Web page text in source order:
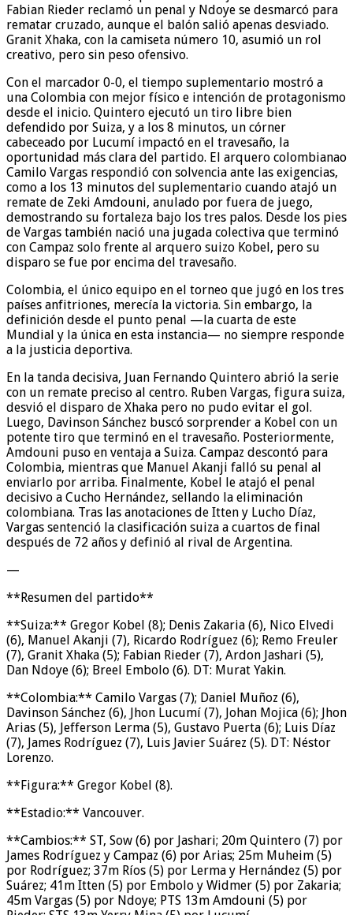
Fabian Rieder reclamó un penal y Ndoye se desmarcó para
rematar cruzado, aunque el balón salió apenas desviado.
Granit Xhaka, con la camiseta número 10, asumió un rol
creativo, pero sin peso ofensivo.
Con el marcador 0-0, el tiempo suplementario mostró a
una Colombia con mejor físico e intención de protagonismo
desde el inicio. Quintero ejecutó un tiro libre bien
defendido por Suiza, y a los 8 minutos, un córner
cabeceado por Lucumí impactó en el travesaño, la
oportunidad más clara del partido. El arquero colombianao
Camilo Vargas respondió con solvencia ante las exigencias,
como a los 13 minutos del suplementario cuando atajó un
remate de Zeki Amdouni, anulado por fuera de juego,
demostrando su fortaleza bajo los tres palos. Desde los pies
de Vargas también nació una jugada colectiva que terminó
con Campaz solo frente al arquero suizo Kobel, pero su
disparo se fue por encima del travesaño.
Colombia, el único equipo en el torneo que jugó en los tres
países anfitriones, merecía la victoria. Sin embargo, la
definición desde el punto penal —la cuarta de este
Mundial y la única en esta instancia— no siempre responde
a la justicia deportiva.
En la tanda decisiva, Juan Fernando Quintero abrió la serie
con un remate preciso al centro. Ruben Vargas, figura suiza,
desvió el disparo de Xhaka pero no pudo evitar el gol.
Luego, Davinson Sánchez buscó sorprender a Kobel con un
potente tiro que terminó en el travesaño. Posteriormente,
Amdouni puso en ventaja a Suiza. Campaz descontó para
Colombia, mientras que Manuel Akanji falló su penal al
enviarlo por arriba. Finalmente, Kobel le atajó el penal
decisivo a Cucho Hernández, sellando la eliminación
colombiana. Tras las anotaciones de Itten y Lucho Díaz,
Vargas sentenció la clasificación suiza a cuartos de final
después de 72 años y definió al rival de Argentina.
—
**Resumen del partido**
**Suiza:** Gregor Kobel (8); Denis Zakaria (6), Nico Elvedi
(6), Manuel Akanji (7), Ricardo Rodríguez (6); Remo Freuler
(7), Granit Xhaka (5); Fabian Rieder (7), Ardon Jashari (5),
Dan Ndoye (6); Breel Embolo (6). DT: Murat Yakin.
**Colombia:** Camilo Vargas (7); Daniel Muñoz (6),
Davinson Sánchez (6), Jhon Lucumí (7), Johan Mojica (6); Jhon
Arias (5), Jefferson Lerma (5), Gustavo Puerta (6); Luis Díaz
(7), James Rodríguez (7), Luis Javier Suárez (5). DT: Néstor
Lorenzo.
**Figura:** Gregor Kobel (8).
**Estadio:** Vancouver.
**Cambios:** ST, Sow (6) por Jashari; 20m Quintero (7) por
James Rodríguez y Campaz (6) por Arias; 25m Muheim (5)
por Rodríguez; 37m Ríos (5) por Lerma y Hernández (5) por
Suárez; 41m Itten (5) por Embolo y Widmer (5) por Zakaria;
45m Vargas (5) por Ndoye; PTS 13m Amdouni (5) por